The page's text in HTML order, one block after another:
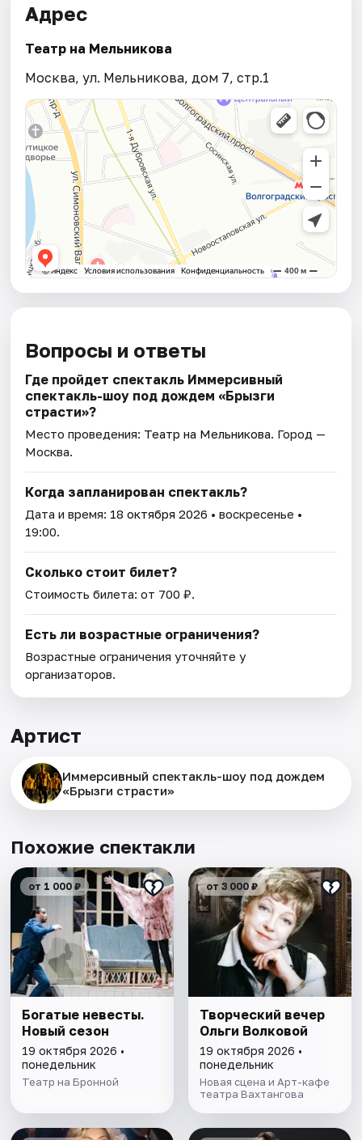
Адрес
Театр на Мельникова
Москва, ул. Мельникова, дом 7, стр.1
Вопросы и ответы
Где пройдет спектакль Иммерсивный
спектакль-шоу под дождем «Брызги
страсти»?
Место проведения: Театр на Мельникова. Город —
Москва.
Когда запланирован спектакль?
Дата и время: 18 октября 2026 • воскресенье •
19:00.
Сколько стоит билет?
Стоимость билета: от 700 ₽.
Есть ли возрастные ограничения?
Возрастные ограничения уточняйте у
организаторов.
Артист
Иммерсивный спектакль-шоу под дождем
«Брызги страсти»
Похожие спектакли
от 1 000 ₽
Богатые невесты.
Новый сезон
19 октября 2026 •
понедельник
Театр на Бронной
от 3 000 ₽
Творческий вечер
Ольги Волковой
19 октября 2026 •
понедельник
Новая сцена и Арт-кафе
театра Вахтангова